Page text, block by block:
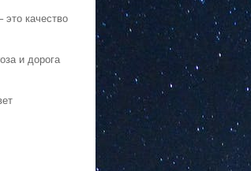
это качество
и дорога